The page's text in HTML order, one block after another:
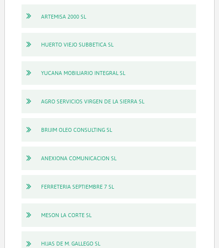
ARTEMISA 2000 SL
HUERTO VIEJO SUBBETICA SL
YUCANA MOBILIARIO INTEGRAL SL
AGRO SERVICIOS VIRGEN DE LA SIERRA SL
BRIJIM OLEO CONSULTING SL
ANEXIONA COMUNICACION SL
FERRETERIA SEPTIEMBRE 7 SL
MESON LA CORTE SL
HIJAS DE M. GALLEGO SL